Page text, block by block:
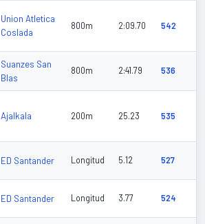
Union Atletica
Coslada
800m 2:09.70 542
Suanzes San
Blas
800m 2:41.79 536
Ajalkala 200m 25.23 535
ED Santander Longitud 5.12 527
ED Santander Longitud 3.77 524